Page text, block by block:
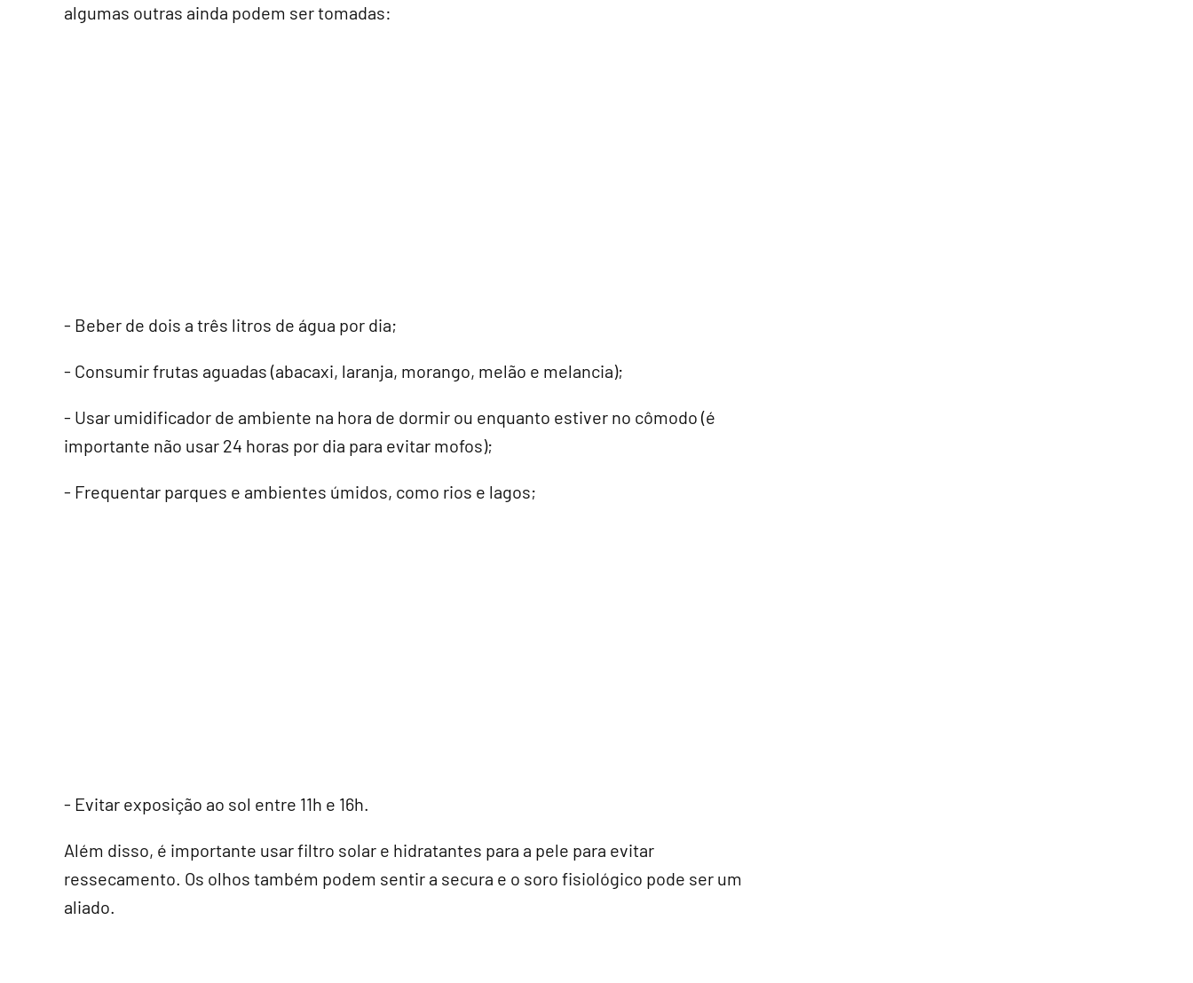
algumas outras ainda podem ser tomadas:
- Beber de dois a três litros de água por dia;
- Consumir frutas aguadas (abacaxi, laranja, morango, melão e melancia);
- Usar umidificador de ambiente na hora de dormir ou enquanto estiver no cômodo (é
importante não usar 24 horas por dia para evitar mofos);
- Frequentar parques e ambientes úmidos, como rios e lagos;
- Evitar exposição ao sol entre 11h e 16h.
Além disso, é importante usar filtro solar e hidratantes para a pele para evitar
ressecamento. Os olhos também podem sentir a secura e o soro fisiológico pode ser um
aliado.